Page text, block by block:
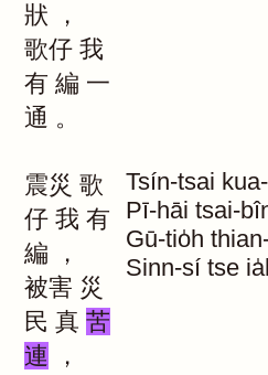
狀
，
歌仔 我
有 編 一
通 。
震災 歌
仔 我 有
編
，
被害 災
民 真 苦
連
，
Tsín-tsai
Pī-hāi tsai-
Gū-tio̍h
Sinn-sí tse